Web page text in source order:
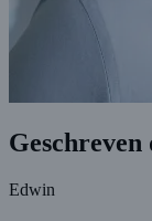
Geschreven
Edwin